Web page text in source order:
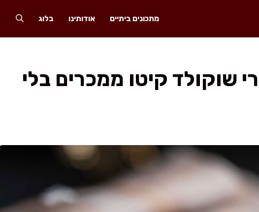
מתכונים ביתיים אודותינו בלוג
שוקולד קיטו ממכרים בלי